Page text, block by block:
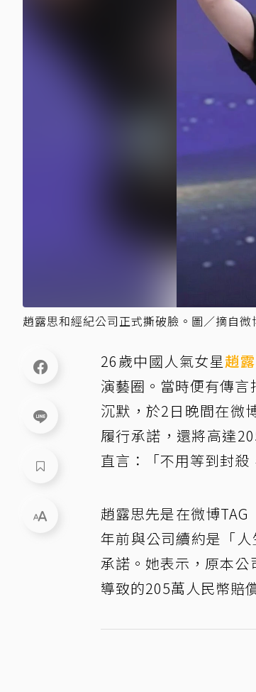
趙露思和經紀公司正式撕破臉。圖／摘自微
26歲中國人氣女星趙
演藝圈。當時便有傳
沉默，於2日晚間在微
履行承諾，還將高達
直言：「不用等到封殺
趙露思先是在微博
年前與公司續約是「
承諾。她表示，原本
導致的205萬人民幣賠